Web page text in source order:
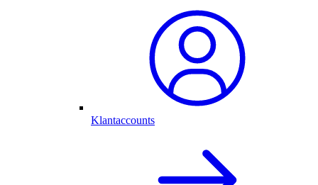
Klantaccounts